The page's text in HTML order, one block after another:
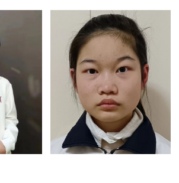
+more 高一（1）徐... +more